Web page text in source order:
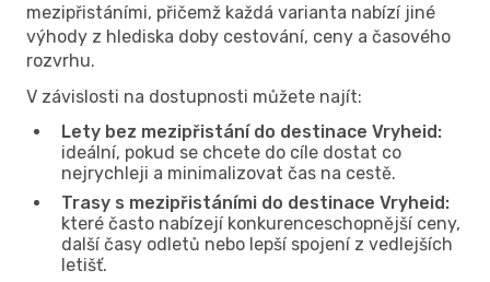
mezipřistáními, přičemž každá varianta nabízí jiné
výhody z hlediska doby cestování, ceny a časového
rozvrhu.
V závislosti na dostupnosti můžete najít:
Lety bez mezipřistání do destinace Vryheid:
ideální, pokud se chcete do cíle dostat co
nejrychleji a minimalizovat čas na cestě.
Trasy s mezipřistáními do destinace Vryheid:
které často nabízejí konkurenceschopnější ceny,
další časy odletů nebo lepší spojení z vedlejších
letišť.